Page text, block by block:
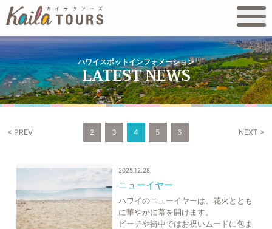
ハワイスポットインフォメーション
< PREV 2 3 4 5 6 NEXT >
2025.12.28
ニューイヤー
ハワイのニューイヤーは、花火ととも
に華やかに幕を開けます。
ビーチや街中ではお祝いムードに包ま